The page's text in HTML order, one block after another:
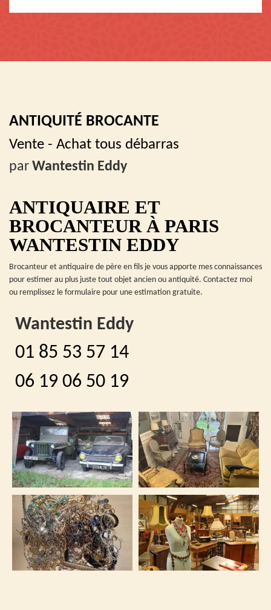
ANTIQUITÉ BROCANTE
Vente - Achat tous débarras
par Wantestin Eddy
ANTIQUAIRE ET
BROCANTEUR À PARIS
WANTESTIN EDDY
Brocanteur et antiquaire de père en fils je vous apporte mes connaissances
pour estimer au plus juste tout objet ancien ou antiquité. Contactez moi
ou remplissez le formulaire pour une estimation gratuite.
Wantestin Eddy
01 85 53 57 14
06 19 06 50 19